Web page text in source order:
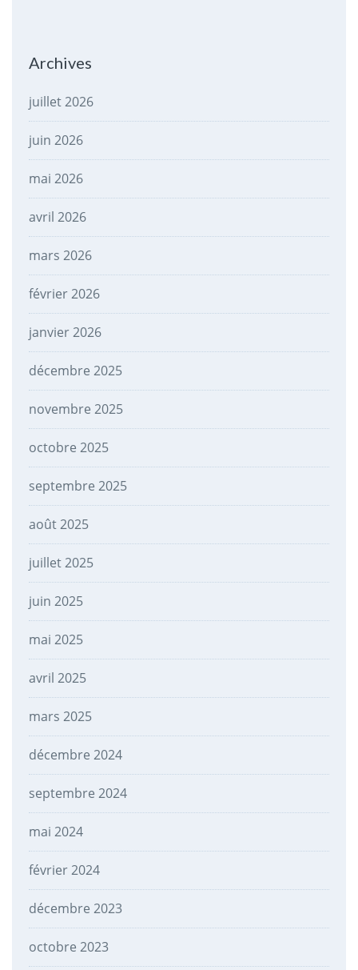
Archives
juillet 2026
juin 2026
mai 2026
avril 2026
mars 2026
février 2026
janvier 2026
décembre 2025
novembre 2025
octobre 2025
septembre 2025
août 2025
juillet 2025
juin 2025
mai 2025
avril 2025
mars 2025
décembre 2024
septembre 2024
mai 2024
février 2024
décembre 2023
octobre 2023